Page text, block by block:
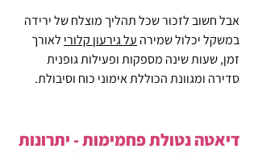
אבל חשוב לזכור שכל תהליך מוצלח של ירידה
במשקל יכלול שמירה על גירעון קלורי לאורך
זמן, שעות שינה מספקות ופעילות גופנית
סדירה ומגוונת הכוללת אימוני כוח וסיבולת.
דיאטה נטולת פחמימות - יתרונות